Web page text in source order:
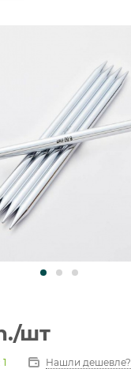
/шт
1 Нашли дешевле?